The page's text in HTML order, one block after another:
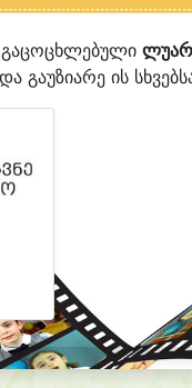
გაცოცხლებული
გაუზიარე ის